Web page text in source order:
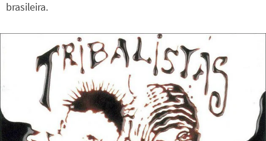
brasileira.